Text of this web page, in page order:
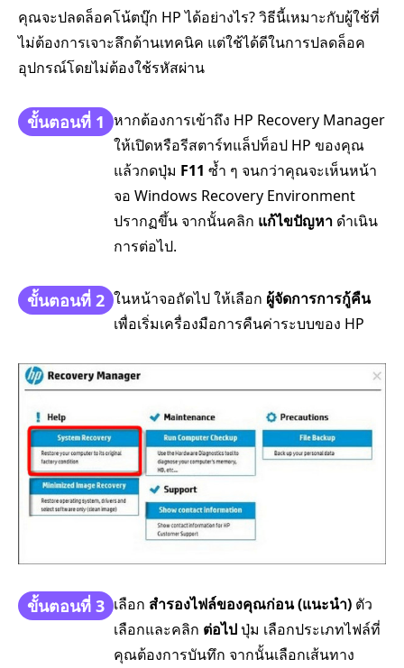
คุณจะปลดล็อคโน้ตบุ๊ก HP ได้อย่างไร? วิธีนี้เหมาะกับผู้ใช้ที่
ไม่ต้องการเจาะลึกด้านเทคนิค แต่ใช้ได้ดีในการปลดล็อค
อุปกรณ์โดยไม่ต้องใช้รหัสผ่าน
ขั้นตอนที่ 1 หากต้องการเข้าถึง HP Recovery Manager
ให้เปิดหรือรีสตาร์ทแล็ปท็อป HP ของคุณ
แล้วกดปุ่ม F11 ซ้ำ ๆ จนกว่าคุณจะเห็นหน้า
จอ Windows Recovery Environment
ปรากฏขึ้น จากนั้นคลิก แก้ไขปัญหา ดำเนิน
การต่อไป.
ขั้นตอนที่ 2 ในหน้าจอถัดไป ให้เลือก ผู้จัดการการกู้คืน
เพื่อเริ่มเครื่องมือการคืนค่าระบบของ HP
ขั้นตอนที่ 3 เลือก สำรองไฟล์ของคุณก่อน (แนะนำ) ตัว
เลือกและคลิก ต่อไปปุ่ม เลือกประเภทไฟล์ที่
คุณต้องการบันทึก จากนั้นเลือกเส้นทาง